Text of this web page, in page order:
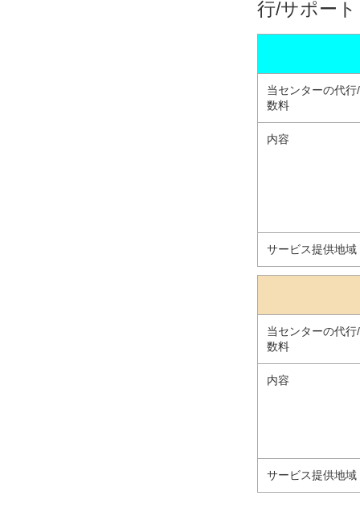
行/サポー
当センターの代
数料
内容
サービス提供地域
当センターの代
数料
内容
サービス提供地域